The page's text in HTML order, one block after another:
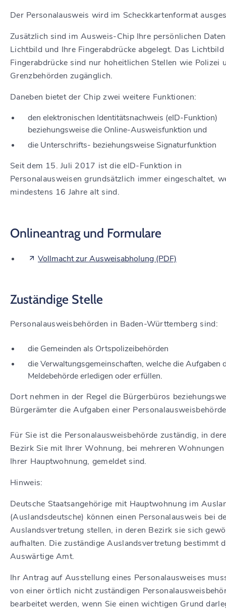
Der Personalausweis wird im Scheckkartenformat
Zusätzlich sind im Ausweis-Chip Ihre persönlichen
Lichtbild und Ihre Fingerabdrücke abgelegt. Das
Fingerabdrücke sind nur hoheitlichen Stellen wie Polizei
Grenzbehörden zugänglich.
Daneben bietet der Chip zwei weitere Funktionen:
den elektronischen Identitätsnachweis (eID-Funktion)
beziehungsweise die Online-Ausweisfunktion und
die Unterschrifts- beziehungsweise Signaturfunktion
Seit dem 15. Juli 2017 ist die eID-Funktion in
Personalausweisen grundsätzlich immer eingeschaltet,
mindestens 16 Jahre alt sind.
Onlineantrag und Formulare
Vollmacht zur Ausweisabholung (PDF)
Zuständige Stelle
Personalausweisbehörden in Baden-Württemberg sind:
die Gemeinden als Ortspolizeibehörden
die Verwaltungsgemeinschaften, welche die Aufgaben
Meldebehörde erledigen oder erfüllen.
Dort nehmen in der Regel die Bürgerbüros
Bürgerämter die Aufgaben einer
Für Sie ist die Personalausweisbehörde zuständig, in
Bezirk Sie mit Ihrer Wohnung, bei mehreren
Ihrer Hauptwohnung, gemeldet sind.
Hinweis:
Deutsche Staatsangehörige mit Hauptwohnung im
(Auslandsdeutsche) können einen Personalausweis bei
Auslandsvertretung stellen, in deren Bezirk sie sich
aufhalten. Die zuständige Auslandsvertretung bestimmt
Auswärtige Amt.
Ihr Antrag auf Ausstellung eines Personalausweises
von einer örtlich nicht zuständigen
bearbeitet werden, wenn Sie einen wichtigen Grund